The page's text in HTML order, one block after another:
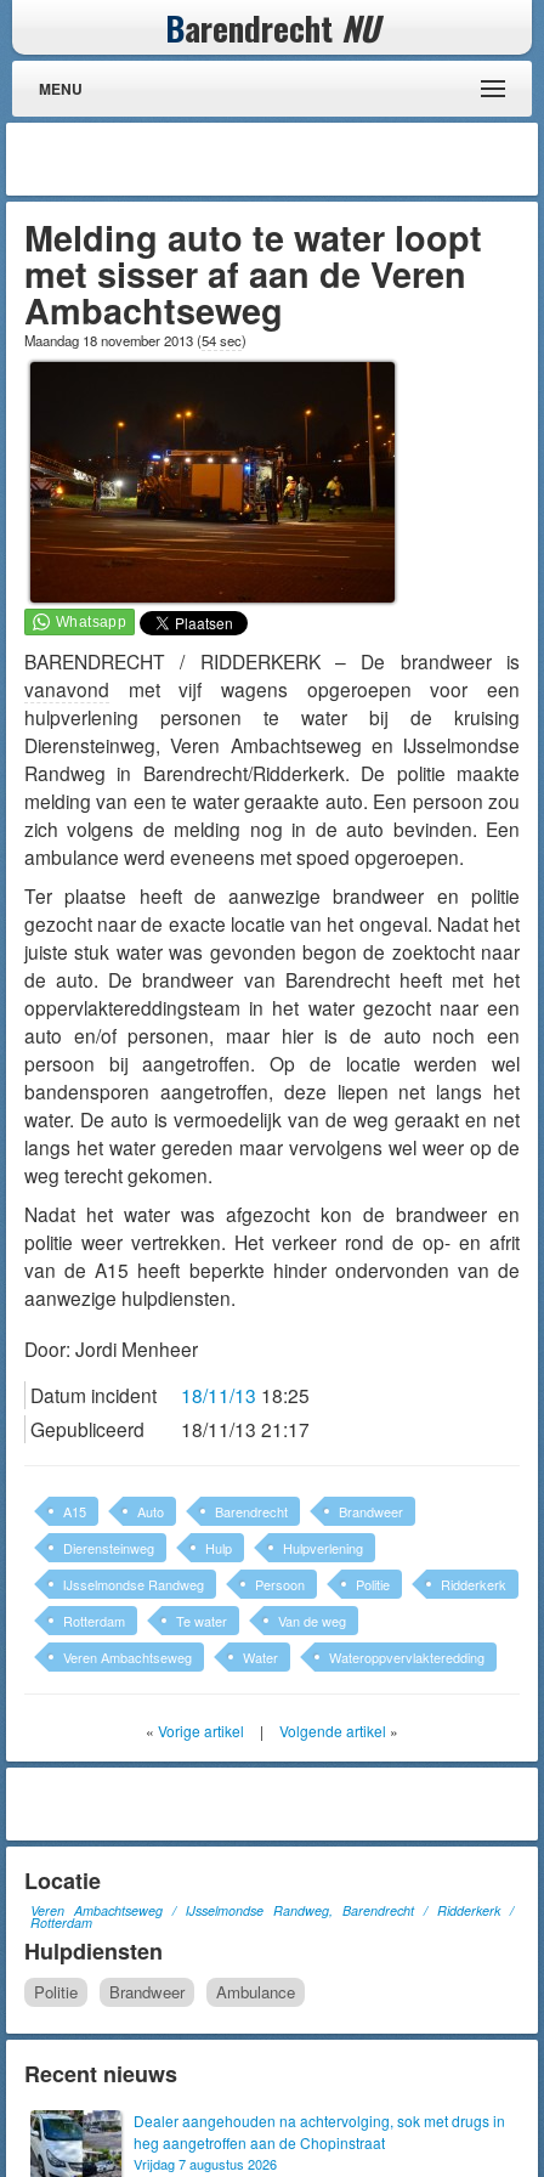
Barendrecht NU
MENU
Melding auto te water loopt
met sisser af aan de Veren
Ambachtseweg
Maandag 18 november 2013(54 sec)
BARENDRECHT / RIDDERKERK – De brandweer is
vanavond met vijf wagens opgeroepen voor een
hulpverlening personen te water bij de kruising
Dierensteinweg, Veren Ambachtseweg en IJsselmondse
Randweg in Barendrecht/Ridderkerk. De politie maakte
melding van een te water geraakte auto. Een persoon zou
zich volgens de melding nog in de auto bevinden. Een
ambulance werd eveneens met spoed opgeroepen.
Ter plaatse heeft de aanwezige brandweer en politie
gezocht naar de exacte locatie van het ongeval. Nadat het
juiste stuk water was gevonden begon de zoektocht naar
de auto. De brandweer van Barendrecht heeft met het
oppervlaktereddingsteam in het water gezocht naar een
auto en/of personen, maar hier is de auto noch een
persoon bij aangetroffen. Op de locatie werden wel
bandensporen aangetroffen, deze liepen net langs het
water. De auto is vermoedelijk van de weg geraakt en net
langs het water gereden maar vervolgens wel weer op de
weg terecht gekomen.
Nadat het water was afgezocht kon de brandweer en
politie weer vertrekken. Het verkeer rond de op- en afrit
van de A15 heeft beperkte hinder ondervonden van de
aanwezige hulpdiensten.
Door: Jordi Menheer
Datum incident
18/11/13 18:25
Gepubliceerd
18/11/13 21:17
A15 Auto Barendrecht
Brandweer
Dierensteinweg
Hulp
Hulpverlening
IJsselmondse Randweg
Persoon Politie
Ridderkerk
Rotterdam
Te water
Van de weg
Veren Ambachtseweg
Water Wateroppvervlakteredding
« Vorige artikel | Volgende artikel »
Locatie
Veren Ambachtseweg / IJsselmondse Randweg, Barendrecht / Ridderkerk /
Rotterdam
Hulpdiensten
Politie Brandweer Ambulance
Recent nieuws
Dealer aangehouden na achtervolging, sok met drugs in
heg aangetroffen aan de Chopinstraat
Vrijdag 7 augustus 2026